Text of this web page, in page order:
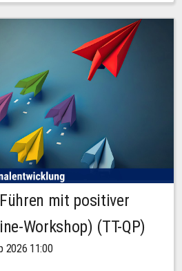
mit positiver
Workshop) (TT-QP)
2026 11:00